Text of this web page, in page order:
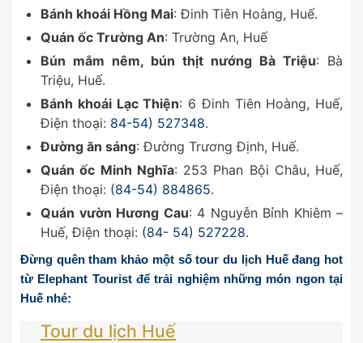
Bánh khoái Hồng Mai: Đinh Tiên Hoàng, Huế.
Quán ốc Trường An: Trường An, Huế
Bún mắm nêm, bún thịt nướng Bà Triệu: Bà
Triệu, Huế.
Bánh khoái Lạc Thiện: 6 Đinh Tiên Hoàng, Huế,
Điện thoại: 84-54) 527348.
Đường ăn sáng: Đường Trương Định, Huế.
Quán ốc Minh Nghĩa: 253 Phan Bội Châu, Huế,
Điện thoại: (84-54) 884865.
Quán vườn Hương Cau: 4 Nguyễn Bỉnh Khiêm –
Huế, Điện thoại: (84- 54) 527228.
Đừng quên tham khảo một số tourdu lịch Huếđang hot
từ Elephant Tourist để trải nghiệm những món ngon tại
Huế nhé:
Tour du lịch Huế